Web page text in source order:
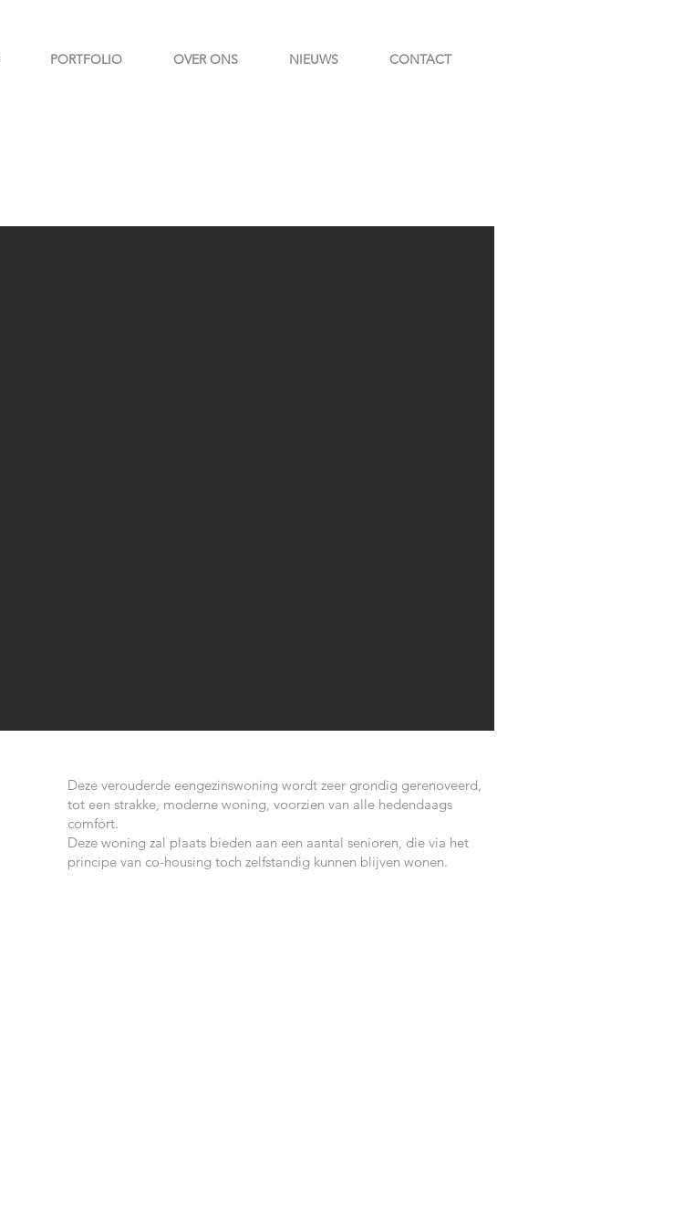
PORTFOLIO OVER ONS NIEUWS CONTACT
Deze verouderde eengezinswoning wordt zeer grondig gerenoveerd,
tot een strakke, moderne woning, voorzien van alle hedendaags
comfort.
Deze woning zal plaats bieden aan een aantal senioren, die via het
principe van co-housing toch zelfstandig kunnen blijven wonen.